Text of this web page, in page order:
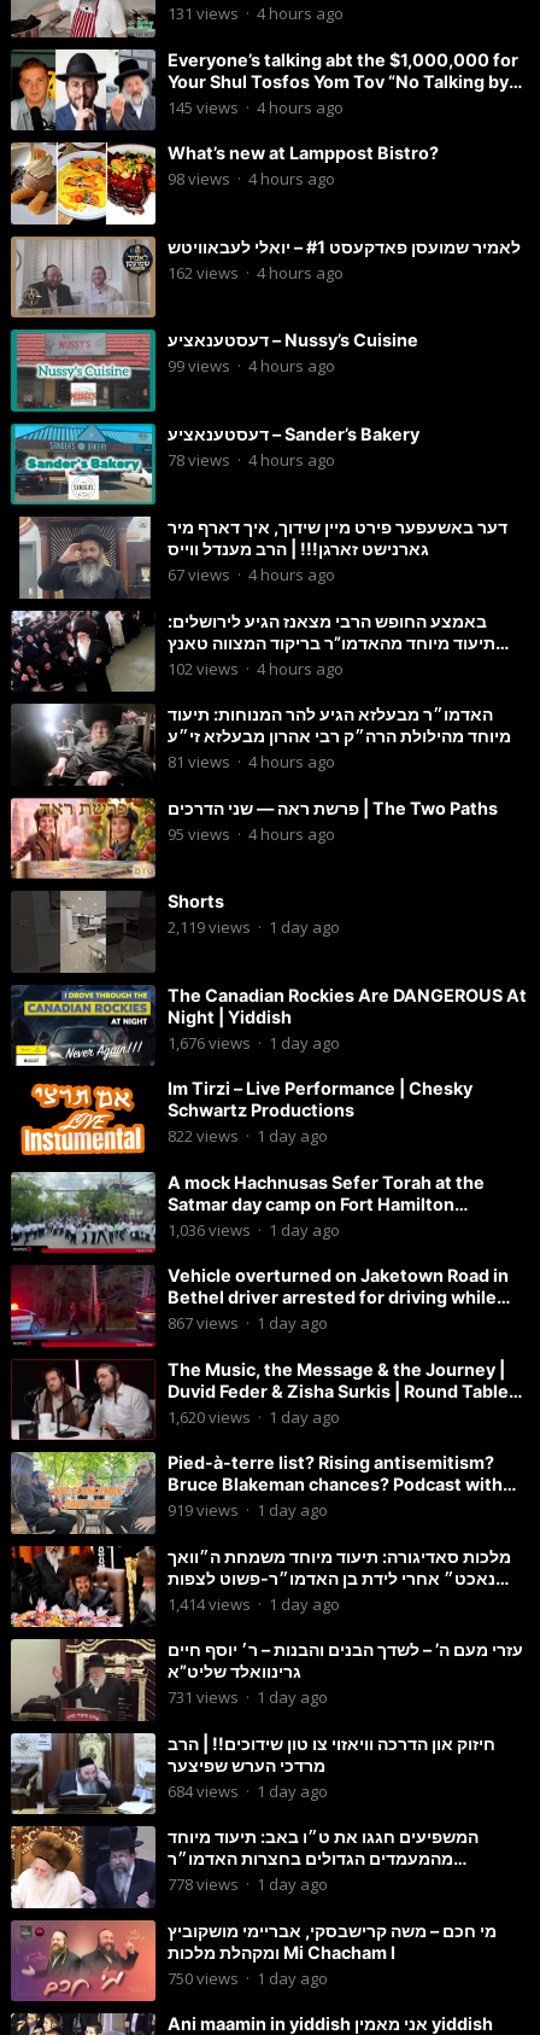
131 views · 4 hours ago
Everyone’s talking abt the $1,000,000 for
Your Shul Tosfos Yom Tov “No Talking by
Davening” movement
145 views · 4 hours ago
What’s new at Lamppost Bistro?
98views · 4 hours ago
לאמיר שמועסן פאדקעסט #1 – יואלי לעבאוויטש
162views · 4 hours ago
דעסטענאציע – Nussy’s Cuisine
99views · 4 hours ago
דעסטענאציע – Sander’s Bakery
78views · 4 hours ago
דער באשעפער פירט מיין שידוך, איך דארף מיר
גארנישט זארגן!!! | הרב מענדל ווייס
67views · 4 hours ago
באמצע החופש הרבי מצאנז הגיע לירושלים:
תיעוד מיוחד מהאדמו”ר בריקוד המצווה טאנץ
בשמחת בית סטרפקוב
102views · 4 hours ago
האדמו״ר מבעלזא הגיע להר המנוחות: תיעוד
מיוחד מהילולת הרה״ק רבי אהרון מבעלזא זי״ע
81 views · 4 hours ago
פרשת ראה — שני הדרכים | The Two Paths
95 views · 4 hours ago
Shorts
2,119views · 1 day ago
The Canadian Rockies Are DANGEROUS At
Night | Yiddish
1,676views · 1 day ago
Im Tirzi – Live Performance | Chesky
Schwartz Productions
822views · 1 day ago
A mock Hachnusas Sefer Torah at the
Satmar day camp on Fort Hamilton
Parkway.
1,036views · 1 day ago
Vehicle overturned on Jaketown Road in
Bethel driver arrested for driving while
intoxicated.
867views · 1 day ago
The Music, the Message & the Journey |
Duvid Feder & Zisha Surkis | Round Table
#11
1,620views · 1 day ago
Pied-à-terre list? Rising antisemitism?
Bruce Blakeman chances? Podcast with
Councilman David Carr!
919views · 1 day ago
מלכות סאדיגורה: תיעוד מיוחד משמחת ה״וואך
נאכט״ אחרי לידת בן האדמו״ר-פשוט לצפות
ולהנות
1,414views · 1 day ago
עזרי מעם ה’ – לשדך הבנים והבנות – ר׳ יוסף חיים
גרינוואלד שליט”א
731 views · 1 day ago
חיזוק און הדרכה וויאזוי צו טון שידוכים!! | הרב
מרדכי הערש שפיצער
684views · 1 day ago
המשפיעים חגגו את ט״ו באב: תיעוד מיוחד
מהמעמדים הגדולים בחצרות האדמו״ר
מסטוטשין והגרי״מ מורגשטרן
778views · 1 day ago
מי חכם – משה קרישבסקי, אבריימי מושקוביץ
ומקהלת מלכות Mi Chacham I
750views · 1 day ago
Ani maamin in yiddish אני מאמין yiddish